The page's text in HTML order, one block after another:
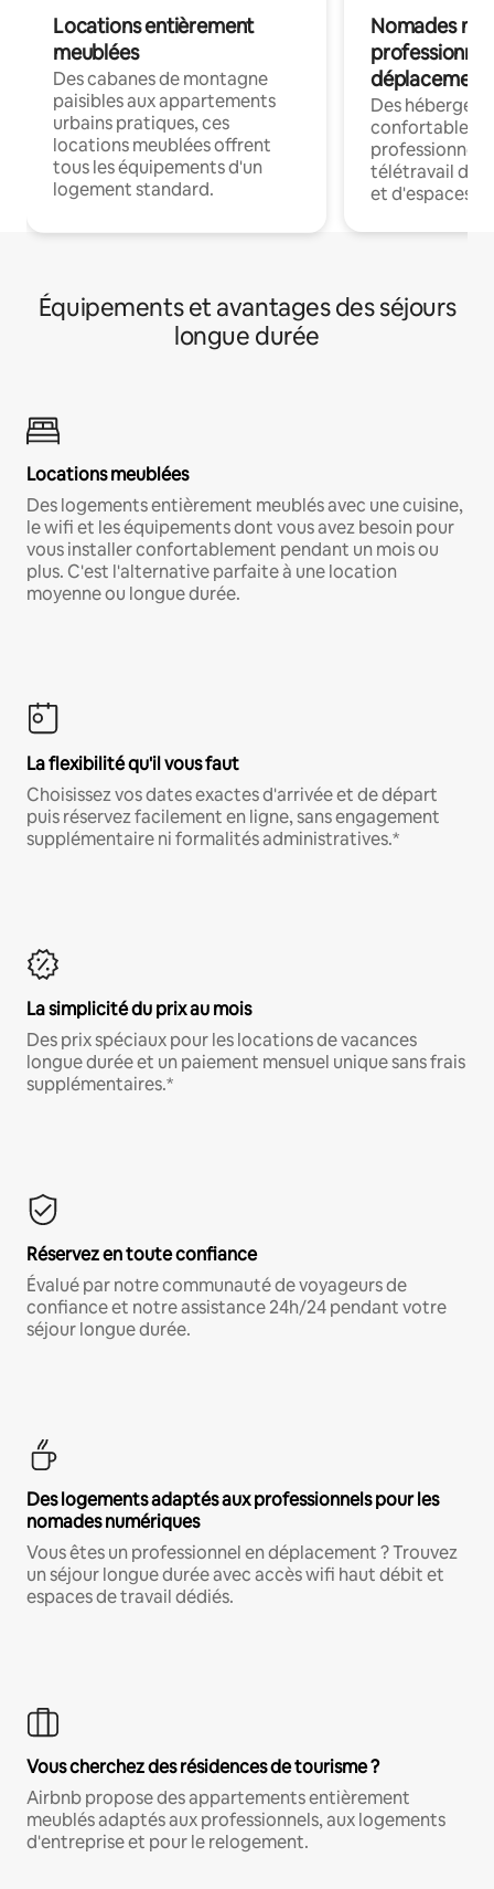
Locations entièrement
meublées
Des cabanes de montagne
paisibles aux appartements
urbains pratiques, ces
locations meublées offrent
tous les équipements d'un
logement standard.
Nomades
déplacement
Des
confortables
professionnels
télétravail
et d'espaces
Équipements et avantages des séjours
longue durée
Locations meublées
Des logements entièrement meublés avec une cuisine,
le wifi et les équipements dont vous avez besoin pour
vous installer confortablement pendant un mois ou
plus. C'est l'alternative parfaite à une location
moyenne ou longue durée.
La flexibilité qu'il vous faut
Choisissez vos dates exactes d'arrivée et de départ
puis réservez facilement en ligne, sans engagement
supplémentaire ni formalités administratives.*
La simplicité du prix au mois
Des prix spéciaux pour les locations de vacances
longue durée et un paiement mensuel unique sans frais
supplémentaires.*
Réservez en toute confiance
Évalué par notre communauté de voyageurs de
confiance et notre assistance 24h/24 pendant votre
séjour longue durée.
Des logements adaptés aux professionnels pour les
nomades numériques
Vous êtes un professionnel en déplacement ? Trouvez
un séjour longue durée avec accès wifi haut débit et
espaces de travail dédiés.
Vous cherchez des résidences de tourisme ?
Airbnb propose des appartements entièrement
meublés adaptés aux professionnels, aux logements
d'entreprise et pour le relogement.